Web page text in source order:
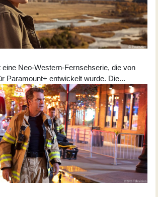
eine Neo-Western-Fernsehserie, die von
Paramount+ entwickelt wurde. Die...